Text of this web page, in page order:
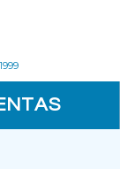
desde 1999